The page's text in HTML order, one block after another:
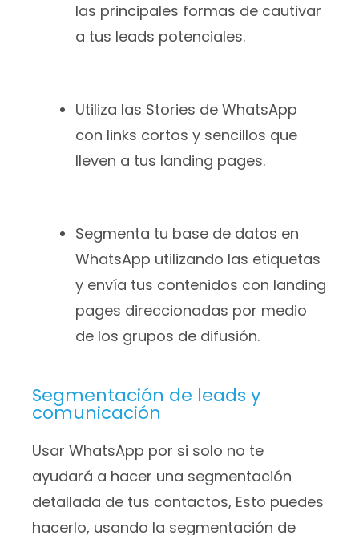
las principales formas de cautivar
a tus leads potenciales.
Utiliza las Stories de WhatsApp
con links cortos y sencillos que
lleven a tus landing pages.
Segmenta tu base de datos en
WhatsApp utilizando las etiquetas
y envía tus contenidos con landing
pages direccionadas por medio
de los grupos de difusión.
Segmentación de leads y
comunicación
Usar WhatsApp por si solo no te
ayudará a hacer una segmentación
detallada de tus contactos, Esto puedes
hacerlo, usando la segmentación de